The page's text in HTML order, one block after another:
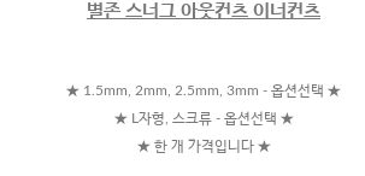
별존 스너그 아웃컨츠 이너컨츠
★ 1.5mm, 2mm, 2.5mm, 3mm - 옵션선택 ★
★ L자형, 스크류 - 옵션선택 ★
★ 한 개 가격입니다 ★